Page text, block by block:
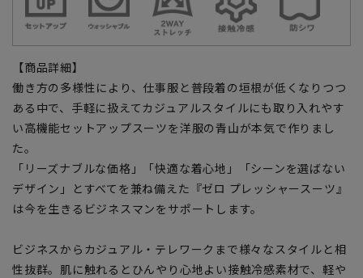
【商品詳細】
働き方の多様性により、仕事服と普段着の垣根が低くなりつつ
ある中で、手軽に扱えてカジュアルスタイルにも取り入れやす
い高機能セットアップスーツを洋服の青山が本気で作りまし
た。
「リーズナブルな価格」「快適な着心地」「シーンを選ばない
デザイン」とすべてを兼ね備えた『ゼロ プレッシャースーツ』
は今を生きるビジネスマンをサポートします。
ビジネスからカジュアル・テレワークまで様々なスタイルと相
性抜群。肌に触れるとひんやり心地よい接触冷感素材で、軽や